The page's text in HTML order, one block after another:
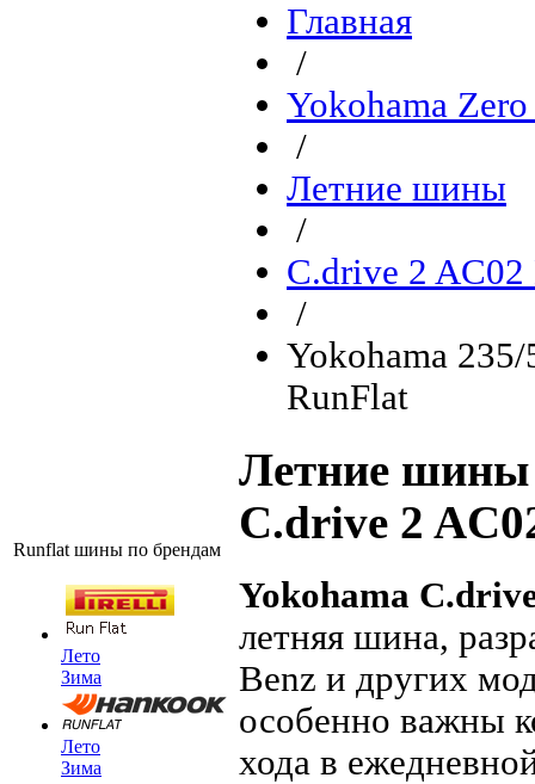
Runflat шины по брендам
Лето
Зима
Лето
Зима
Главная
/
Yokohama Zero
/
Летние шины
/
C.drive 2
/
Yokohama
RunFlat
Летние шины
C.drive 2
Yokohama
летняя шина,
Benz и других
особенно важны
хода в